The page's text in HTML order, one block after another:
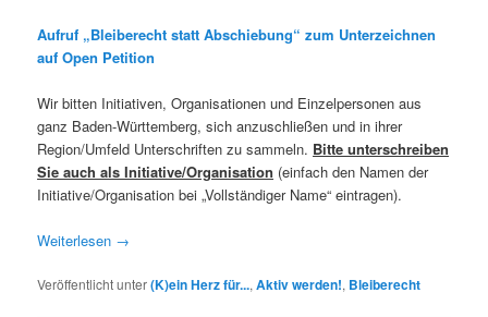
Aufruf „Bleiberecht statt Abschiebung“ zum Unterzeichnen
auf Open Petition
Wir bitten Initiativen, Organisationen und Einzelpersonen aus
ganz Baden-Württemberg, sich anzuschließen und in ihrer
Region/Umfeld Unterschriften zu sammeln. Bitte unterschreiben
Sie auch als Initiative/Organisation (einfach den Namen der
Initiative/Organisation bei „Vollständiger Name“ eintragen).
Weiterlesen →
Veröffentlicht unter(K)ein Herz für...,Aktiv werden!, Bleiberecht